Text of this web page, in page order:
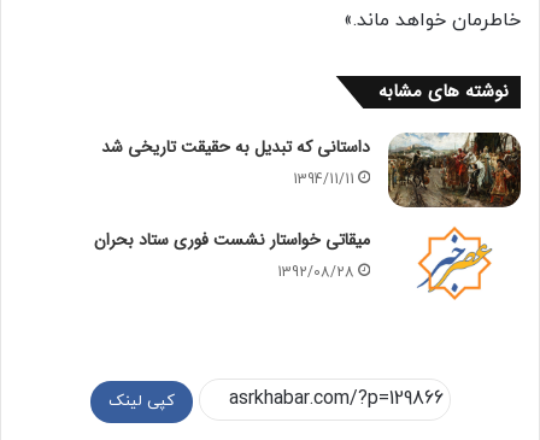
خاطرمان خواهد ماند.»
نوشته های مشابه
داستانی که تبدیل به حقیقت تاریخی شد
1394/11/11
میقاتی خواستار نشست فوری ستاد بحران
1392/08/28
کپی لینک